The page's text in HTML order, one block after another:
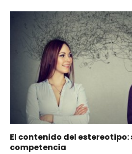
El contenido del
competencia